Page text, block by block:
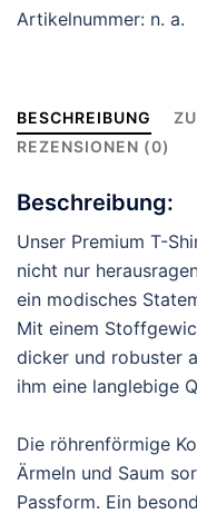
Artikelnummer: n. a.
BESCHREIBUNG
REZENSIONEN (0)
Beschreibung:
Unser Premium T-
nicht nur
ein modisches
Mit einem
dicker und robuster
ihm eine langlebige
Die röhrenförmige
Ärmeln und Saum
Passform. Ein